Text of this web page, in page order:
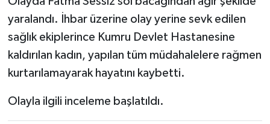
yaralandı. İhbar üzerine olay yerine sevk edilen
sağlık ekiplerince Kumru Devlet Hastanesine
kaldırılan kadın, yapılan tüm müdahalelere rağmen
kurtarılamayarak hayatını kaybetti.
Olayla ilgili inceleme başlatıldı.